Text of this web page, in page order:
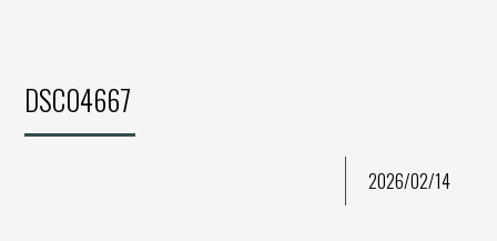
DSC04667
2026/02/14